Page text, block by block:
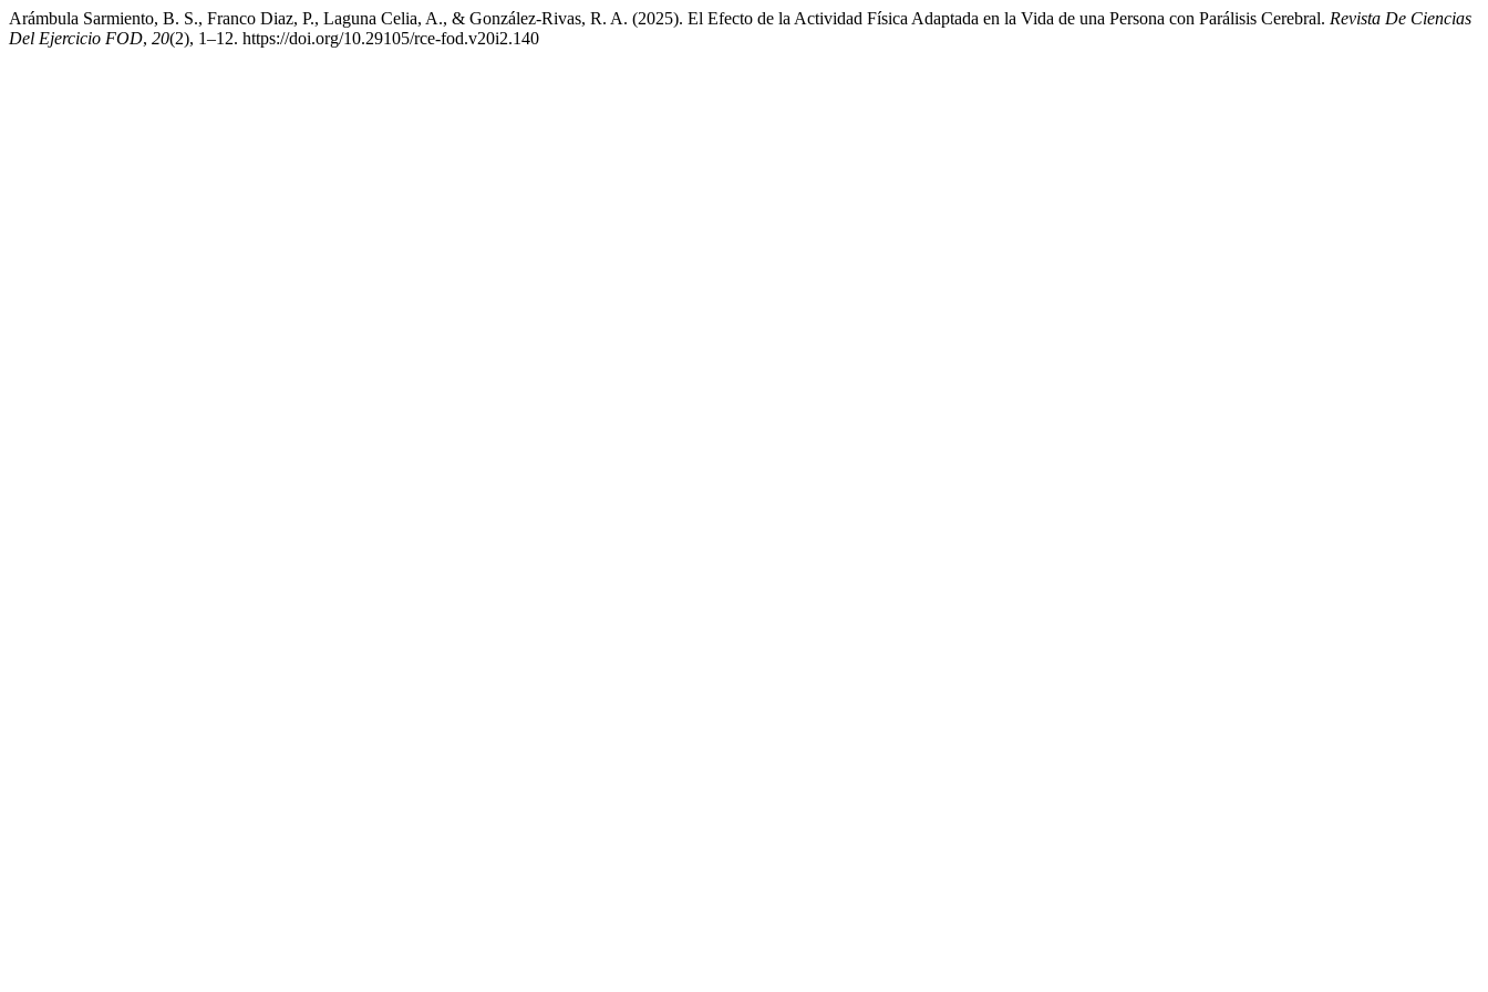
Arámbula Sarmiento, B. S., Franco Diaz, P., Laguna Celia, A., & González-Rivas, R. A. (2025). El Efecto de la Actividad Física Adaptada en la Vida de una Persona con Parálisis Cerebral. Revista De Ciencias
Del Ejercicio FOD, 20(2), 1–12. https://doi.org/10.29105/rce-fod.v20i2.140